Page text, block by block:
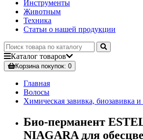
Инструменты
Животным
Техника
Статьи о нашей продукции
Каталог товаров
Корзинапокупок: 0
Главная
Волосы
Химическая завивка, биозавивка
Био-перманент
NIAGARA для